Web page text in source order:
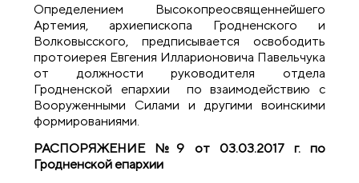
Определением Высокопреосвященнейшего
Артемия, архиепископа Гродненского и
Волковысского, предписывается освободить
протоиерея Евгения Илларионовича Павельчука
от должности руководителя отдела
Гродненской епархии по взаимодействию с
Вооруженными Силами и другими воинскими
формированиями.
РАСПОРЯЖЕНИЕ №9 от 03.03.2017 г. по
Гродненской епархии